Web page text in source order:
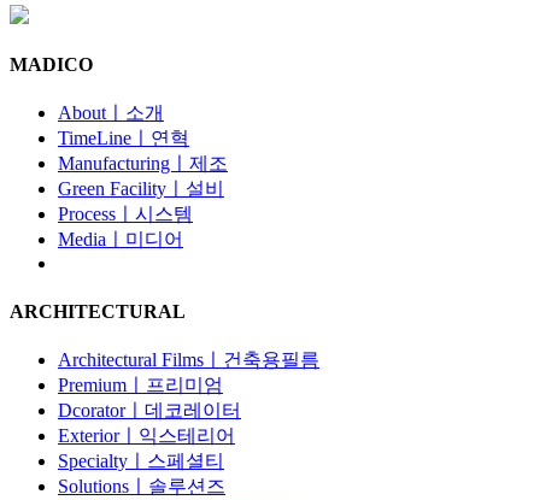
MADICO
Aboutㅣ소개
TimeLineㅣ연혁
Manufacturingㅣ제조
Green Facilityㅣ설비
Processㅣ시스템
Mediaㅣ미디어
ARCHITECTURAL
Architectural Filmsㅣ건축용필름
Premiumㅣ프리미엄
Dcoratorㅣ데코레이터
Exteriorㅣ익스테리어
Specialtyㅣ스페셜티
Solutionsㅣ솔루션즈